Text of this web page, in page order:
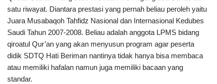
satu riwayat. Diantara prestasi yang pernah beliau peroleh yaitu
Juara Musabaqoh Tahfidz Nasional dan Internasional Kedubes
Saudi Tahun 2007-2008. Beliau adalah anggota LPMS bidang
qiroatul Qur’an yang akan menyusun program agar peserta
didik SDTQ Hati Beriman nantinya tidak hanya bisa membaca
atau memiliki hafalan namun juga memiliki bacaan yang
standar.